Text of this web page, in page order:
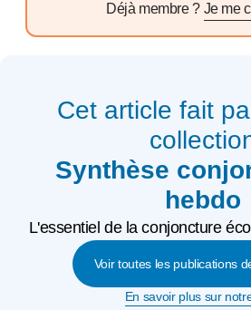
Déjà membre ? Je me
Cet article fait
Synthèse
hebdo
L'essentiel de la conjoncture
Voir toutes les publications
En savoir plus sur